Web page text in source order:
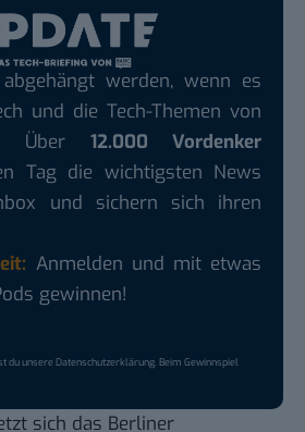
werden, wenn es
und die Tech-Themen von
Über 12.000 Vordenker
Tag die wichtigsten News
und sichern sich ihren
Anmelden und mit etwas
gewinnen!
du unsereDatenschutzerklärung. Beim Gewinnspiel
sich das Berliner